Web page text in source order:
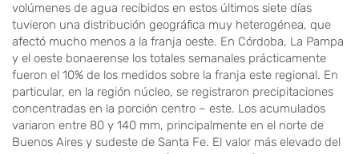
volúmenes de agua recibidos en estos últimos siete días
tuvieron una distribución geográfica muy heterogénea, que
afectó mucho menos a la franja oeste. En Córdoba, La Pampa
y el oeste bonaerense los totales semanales prácticamente
fueron el 10% de los medidos sobre la franja este regional. En
particular, en la región núcleo, se registraron precipitaciones
concentradas en la porción centro – este. Los acumulados
variaron entre 80 y 140 mm, principalmente en el norte de
Buenos Aires y sudeste de Santa Fe. El valor más elevado del